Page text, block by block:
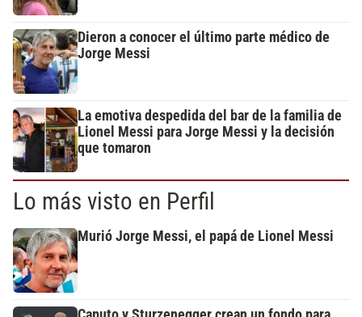
Dieron a conocer el último parte médico de
Jorge Messi
La emotiva despedida del bar de la familia de
Lionel Messi para Jorge Messi y la decisión
que tomaron
Lo más visto en Perfil
Murió Jorge Messi, el papá de Lionel Messi